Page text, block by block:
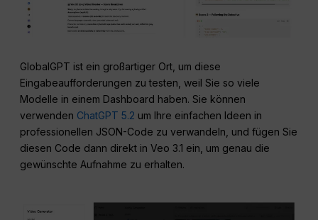
GlobalGPT ist ein großartiger Ort, um diese
Eingabeaufforderungen zu testen, weil Sie so viele
Modelle in einem Dashboard haben. Sie können
verwenden ChatGPT 5.2 um Ihre einfachen Ideen in
professionellen JSON-Code zu verwandeln, und fügen Sie
diesen Code dann direkt in Veo 3.1 ein, um genau die
gewünschte Aufnahme zu erhalten.